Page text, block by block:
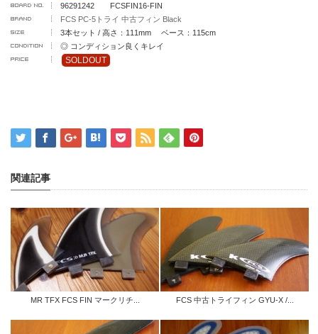
96291242 FCSFIN16-FIN
FCS PC-5トライ 中古フィン Black
3本セット / 高さ：111mm ベース：115cm
◎ コンディション良くキレイ
SOLDOUT
関連記事
MR TFX FCS FIN マークリチ... FCS 中古トライフィン GYU-X /...